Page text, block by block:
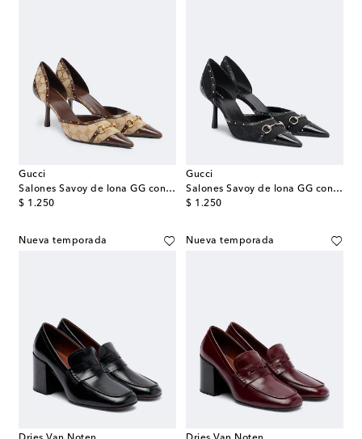
Gucci
Salones Savoy de lona GG con piel
$ 1.250
original price
Gucci
Salones Savoy de lona GG con Horsebit
$ 1.250
original price
Nueva temporada Nueva temporada